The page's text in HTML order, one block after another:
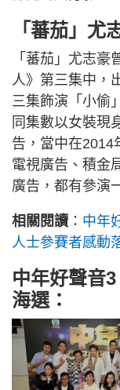
「蕃茄」尤
「蕃茄」尤志
人》第三集中，
三集飾演「小偷
同集數以女裝現
告，當中在2014
電視廣告、積金
廣告，都有參演
相關閱讀 ： 中年
人士參賽者感動
中年好聲音
海選：